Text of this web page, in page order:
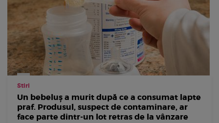
Stiri
Un bebeluș a murit după ce a consumat lapte
praf. Produsul, suspect de contaminare, ar
face parte dintr-un lot retras de la vânzare